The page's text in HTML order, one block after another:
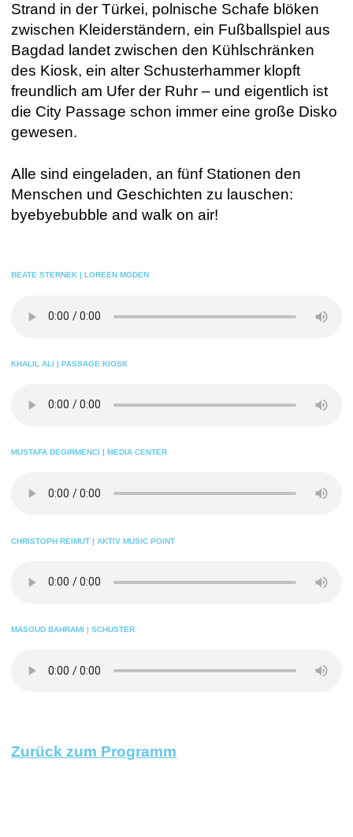
Strand in der Türkei, polnische Schafe blöken
zwischen Kleiderständern, ein Fußballspiel aus
Bagdad landet zwischen den Kühlschränken
des Kiosk, ein alter Schusterhammer klopft
freundlich am Ufer der Ruhr – und eigentlich ist
die City Passage schon immer eine große Disko
gewesen.
Alle sind eingeladen, an fünf Stationen den
Menschen und Geschichten zu lauschen:
byebyebubble and walk on air!
BEATE STERNEK | LOREEN MODEN
KHALIL ALI | PASSAGE KIOSK
MUSTAFA DEGIRMENCI | MEDIA CENTER
CHRISTOPH REIMUT | AKTIV MUSIC POINT
MASOUD BAHRAMI | SCHUSTER
Zurück zum Programm